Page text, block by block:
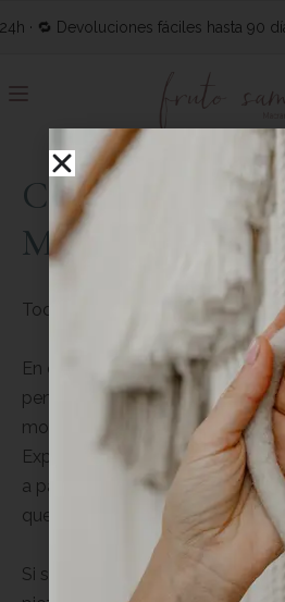
Devoluciones fáciles hasta 90 días
Categoría:
Moderno
Todo empieza por un nudo.
En esta sección encontrarás
pensados para ayudarte a
moderno desde cero, a tu ritmo
Exploramos los nudos más
a paso, proyectos fáciles para
que puedes aplicar directamente.
Si sueñas con crear tus propios